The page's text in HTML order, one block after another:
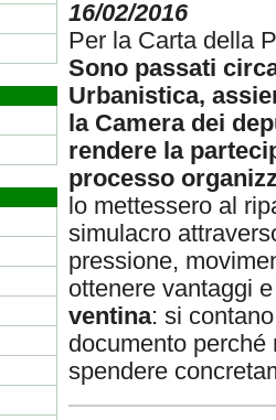
16/02/2016
Per la Carta della
Sono passati
Urbanistica,
la Camera dei
rendere la
processo
lo mettessero al
simulacro
pressione,
ottenere vantaggi
ventina: si
documento
spendere